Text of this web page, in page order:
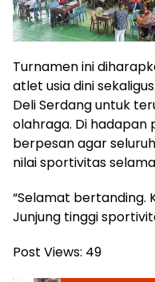
Turnamen ini
atlet usia dini
Deli Serdang untuk
olahraga. Di
berpesan agar
nilai sportivitas
“Selamat bertanding.
Junjung tinggi
Post Views: 49